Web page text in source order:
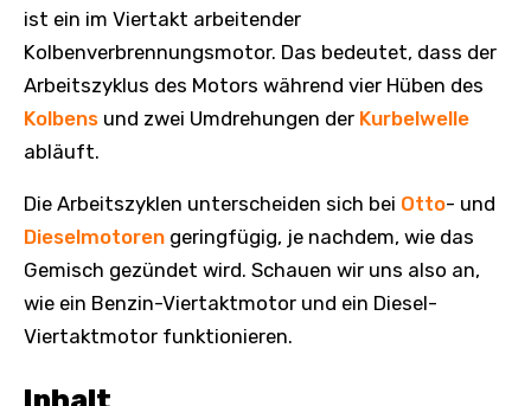
ist ein im Viertakt arbeitender
Kolbenverbrennungsmotor. Das bedeutet, dass der
Arbeitszyklus des Motors während vier Hüben des
Kolbens und zwei Umdrehungen der Kurbelwelle
abläuft.
Die Arbeitszyklen unterscheiden sich bei Otto- und
Dieselmotoren geringfügig, je nachdem, wie das
Gemisch gezündet wird. Schauen wir uns also an,
wie ein Benzin-Viertaktmotor und ein Diesel-
Viertaktmotor funktionieren.